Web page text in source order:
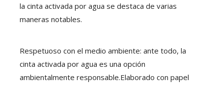
la cinta activada por agua se destaca de varias
maneras notables.
Respetuoso con el medio ambiente: ante todo, la
cinta activada por agua es una opción
ambientalmente responsable.Elaborado con papel